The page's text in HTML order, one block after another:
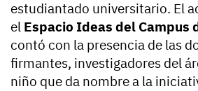
estudiantado universitario. El
el Espacio Ideas del Campus
contó con la presencia de las
firmantes, investigadores del
niño que da nombre a la